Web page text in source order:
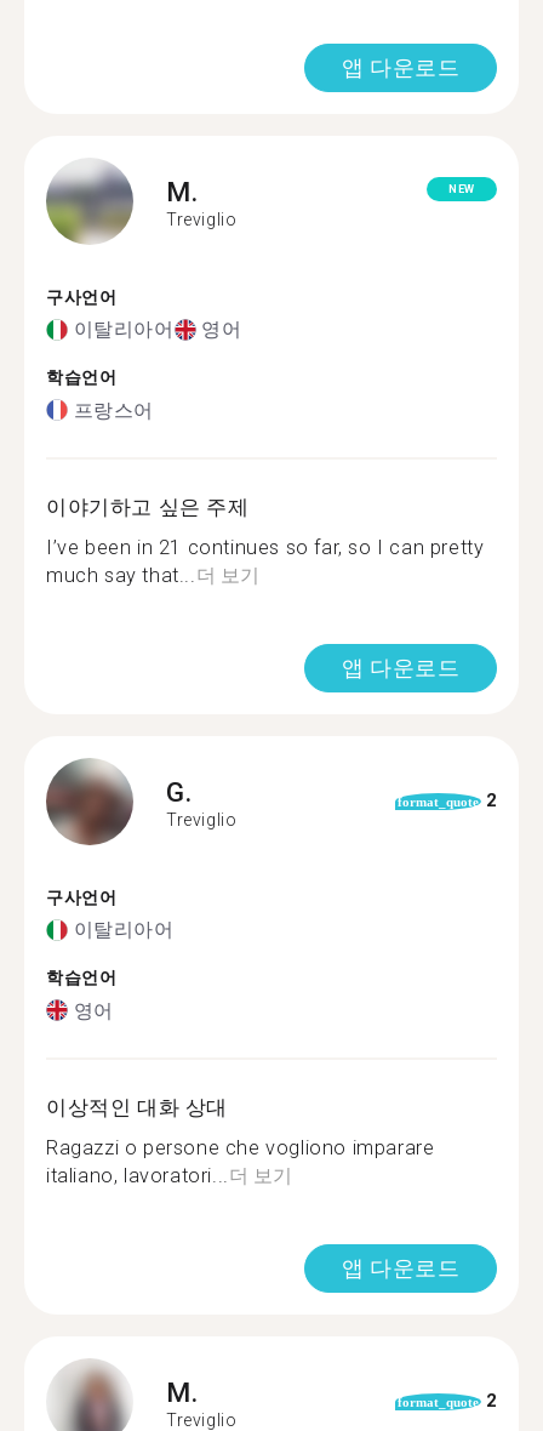
앱 다운로드
M.
Treviglio
NEW
구사언어
이탈리아어 영어
학습언어
프랑스어
이야기하고 싶은 주제
I’ve been in 21 continues so far, so I can pretty
much say that... 더 보기
앱 다운로드
G.
Treviglio
format_quote 2
구사언어
이탈리아어
학습언어
영어
이상적인 대화 상대
Ragazzi o persone che vogliono imparare
italiano, lavoratori... 더 보기
앱 다운로드
M.
Treviglio
format_quote 2